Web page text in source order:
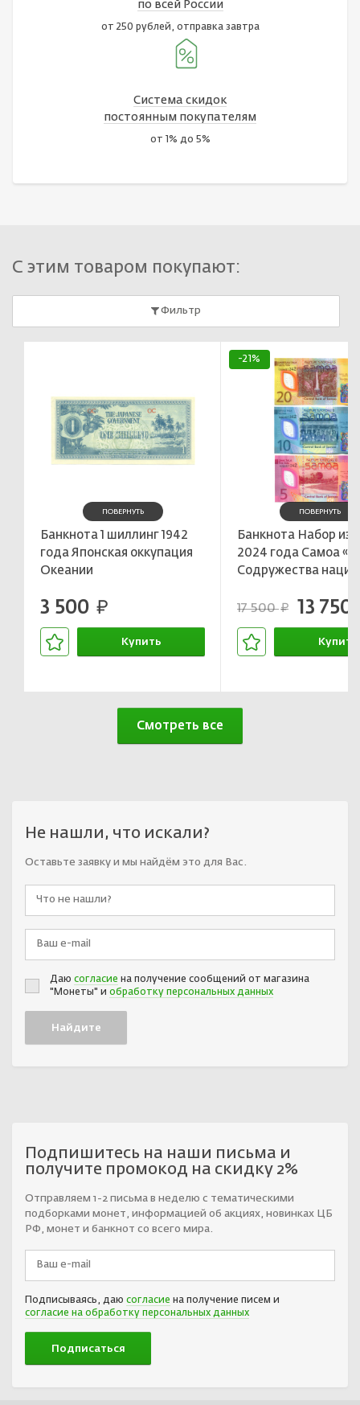
по всей России
от 250 рублей, отправка завтра
Система скидок
постоянным покупателям
от 1% до 5%
С этим товаром покупают:
Фильтр
ПОВЕРНУТЬ
Банкнота 1 шиллинг 1942
года Японская оккупация
Океании
3 500 руб.
Купить
-21%
ПОВЕРНУТЬ
Банкнота Набор из
2024 года Самоа
Содружества
17 500руб. 13 750
Купить
Смотреть все
Не нашли, что искали?
Оставьте заявку и мы найдём это для Вас.
Даю согласие на получение сообщений от магазина
"Монеты" и обработку персональных данных
Подпишитесь на наши письма и
получите промокод на скидку 2%
Отправляем 1-2 письма в неделю с тематическими
подборками монет, информацией об акциях, новинках ЦБ
РФ, монет и банкнот со всего мира.
Подписываясь, даю согласие на получение писем и
согласие на обработку персональных данных